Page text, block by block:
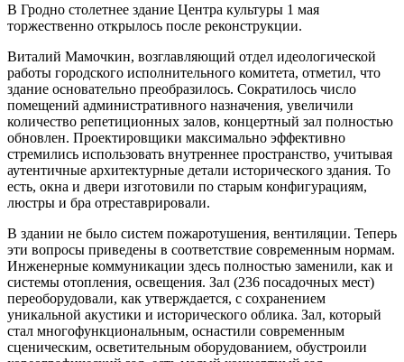
В Гродно столетнее здание Центра культуры 1 мая
торжественно открылось после реконструкции.
Виталий Мамочкин, возглавляющий отдел идеологической
работы городского исполнительного комитета, отметил, что
здание основательно преобразилось. Сократилось число
помещений административного назначения, увеличили
количество репетиционных залов, концертный зал полностью
обновлен. Проектировщики максимально эффективно
стремились использовать внутреннее пространство, учитывая
аутентичные архитектурные детали исторического здания. То
есть, окна и двери изготовили по старым конфигурациям,
люстры и бра отреставрировали.
В здании не было систем пожаротушения, вентиляции. Теперь
эти вопросы приведены в соответствие современным нормам.
Инженерные коммуникации здесь полностью заменили, как и
системы отопления, освещения. Зал (236 посадочных мест)
переоборудовали, как утверждается, с сохранением
уникальной акустики и исторического облика. Зал, который
стал многофункциональным, оснастили современным
сценическим, осветительным оборудованием, обустроили